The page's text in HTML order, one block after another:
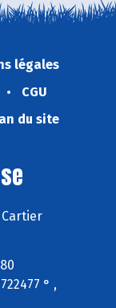
légales
CGU
du site
° ,